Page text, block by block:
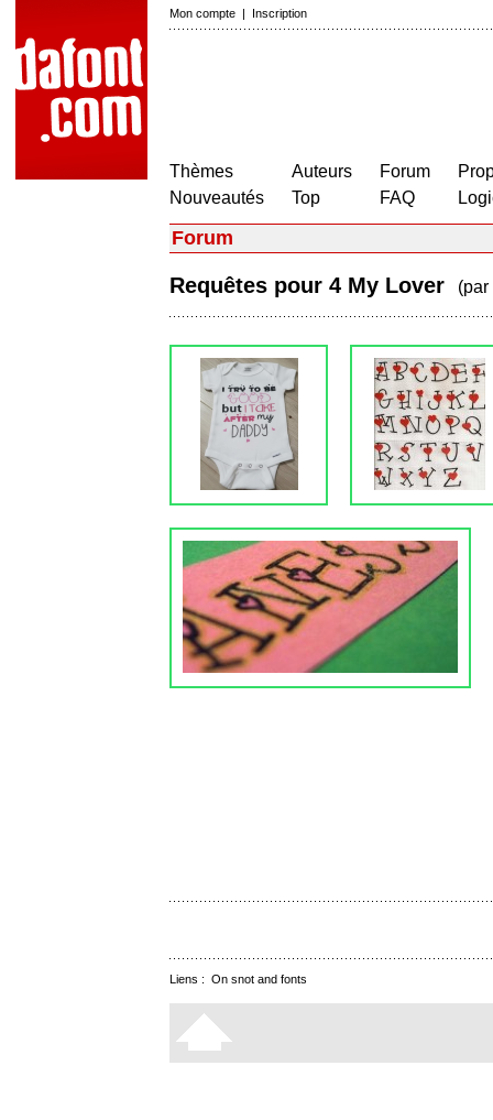
Mon compte | Inscription
Thèmes
Nouveautés
Auteurs
Top
Forum
FAQ
Forum
Requêtes pour 4 My Lover (par
Liens : On snot and fonts